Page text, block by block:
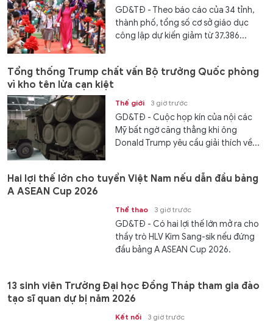
GD&TĐ - Theo báo cáo của 34 tỉnh,
thành phố, tổng số cơ sở giáo dục
công lập dự kiến giảm từ 37.386...
Tổng thống Trump chất vấn Bộ trưởng Quốc phòng
vì kho tên lửa cạn kiệt
Thế giới 3 giờ trước
GD&TĐ - Cuộc họp kín của nội các
Mỹ bất ngờ căng thẳng khi ông
Donald Trump yêu cầu giải thích về...
Hai lợi thế lớn cho tuyển Việt Nam nếu dẫn đầu bảng
A ASEAN Cup 2026
Thể thao 3 giờ trước
GD&TĐ - Có hai lợi thế lớn mở ra cho
thầy trò HLV Kim Sang-sik nếu đứng
đầu bảng A ASEAN Cup 2026.
13 sinh viên Trường Đại học Đồng Tháp tham gia đào
tạo sĩ quan dự bị năm 2026
Kết nối 3 giờ trước